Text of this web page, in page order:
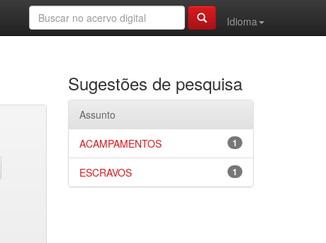
Idioma
Sugestões de pesquisa
Assunto
1
ACAMPAMENTOS
1
ESCRAVOS